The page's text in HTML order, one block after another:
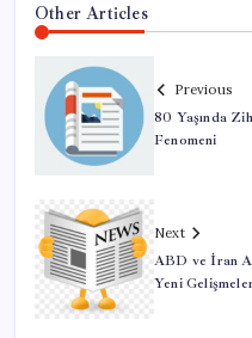
Other Articles
Previous
80 Yaşında
Fenomeni
Next
ABD ve İran
Yeni